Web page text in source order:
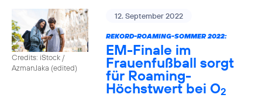
Credits: iStock /
AzmanJaka (edited)
12. September 2022
REKORD-ROAMING-SOMMER 2022:
EM-Finale im
Frauenfußball sorgt
für Roaming-
Höchstwert bei O2